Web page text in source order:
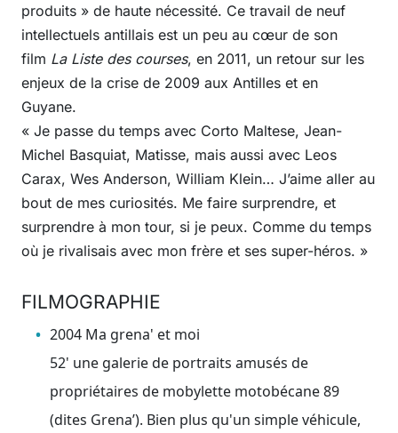
produits » de haute nécessité. Ce travail de neuf
intellectuels antillais est un peu au cœur de son
film La Liste des courses, en 2011, un retour sur les
enjeux de la crise de 2009 aux Antilles et en
Guyane.
« Je passe du temps avec Corto Maltese, Jean-
Michel Basquiat, Matisse, mais aussi avec Leos
Carax, Wes Anderson, William Klein… J’aime aller au
bout de mes curiosités. Me faire surprendre, et
surprendre à mon tour, si je peux. Comme du temps
où je rivalisais avec mon frère et ses super-héros. »
FILMOGRAPHIE
2004 Ma grena' et moi
52' une galerie de portraits amusés de
propriétaires de mobylette motobécane 89
(dites Grena’). Bien plus qu'un simple véhicule,